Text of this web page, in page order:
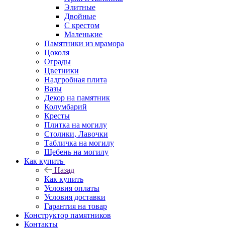
Элитные
Двойные
С крестом
Маленькие
Памятники из мрамора
Цоколя
Ограды
Цветники
Надгробная плита
Вазы
Декор на памятник
Колумбарий
Кресты
Плитка на могилу
Столики, Лавочки
Табличка на могилу
Щебень на могилу
Как купить
Назад
Как купить
Условия оплаты
Условия доставки
Гарантия на товар
Конструктор памятников
Контакты